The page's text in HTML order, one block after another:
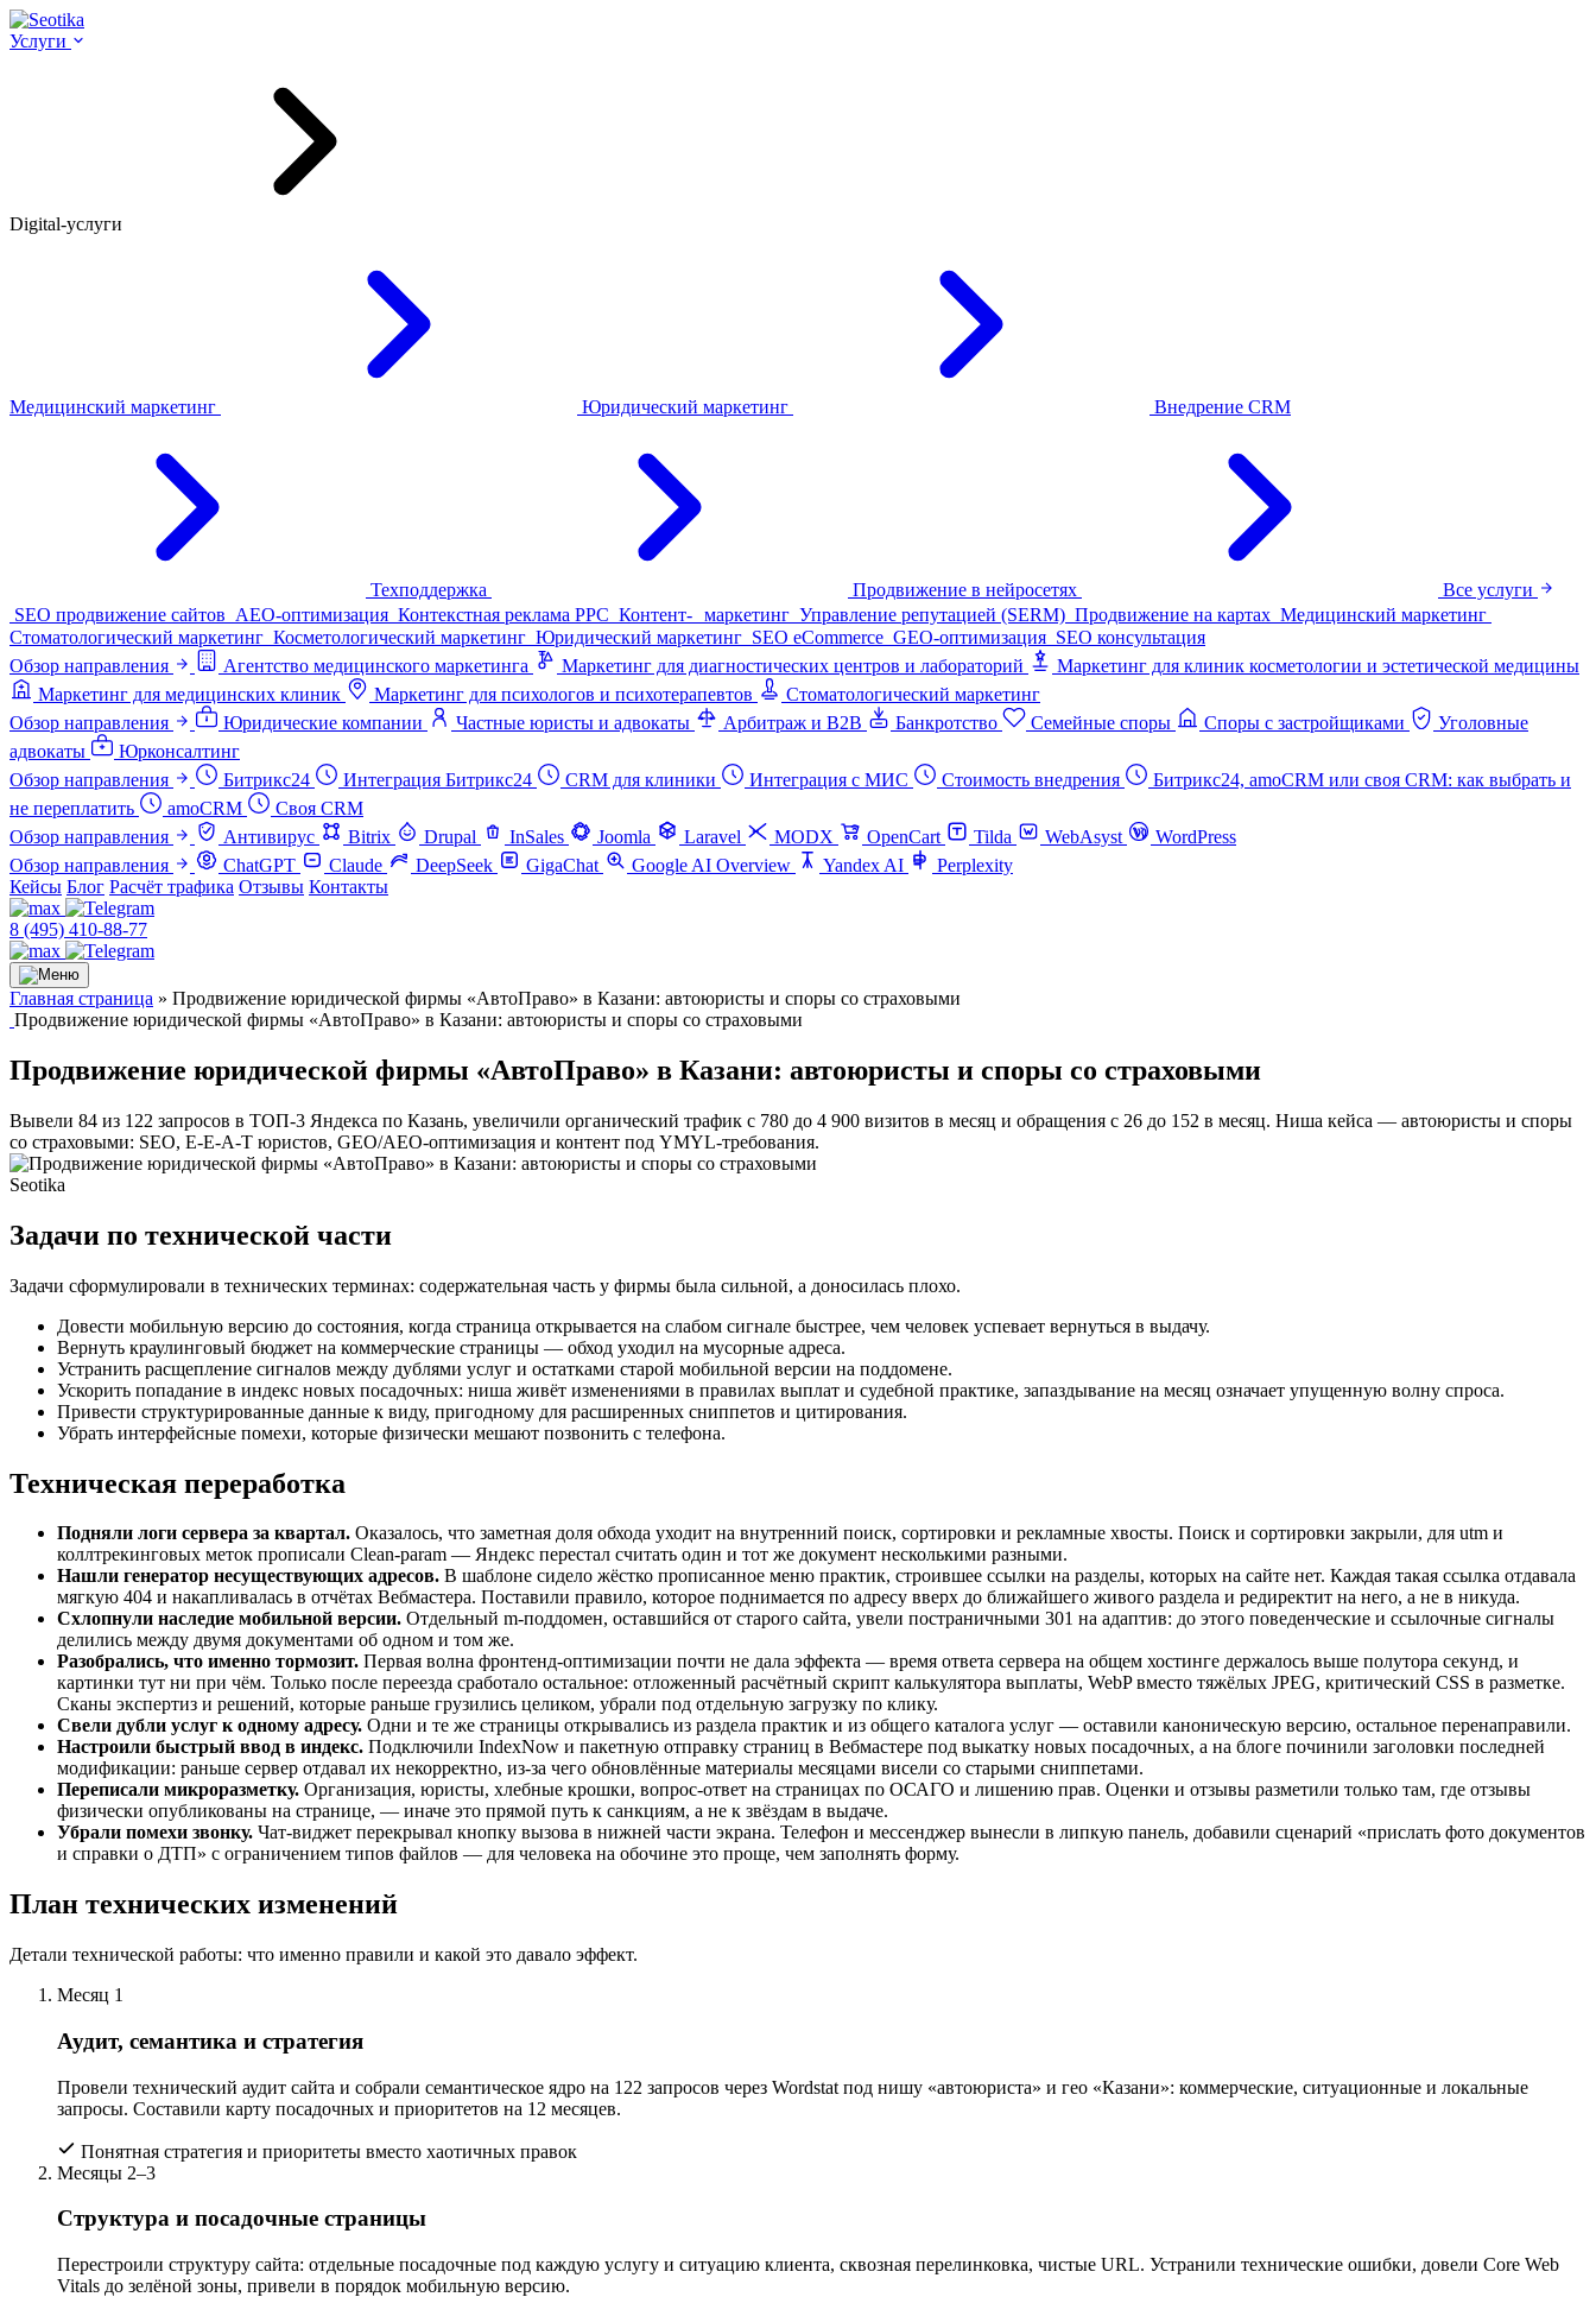
Услуги
Digital-услуги
Медицинский маркетинг Юридический маркетинг Внедрение CRM
Техподдержка Продвижение в нейросетях
Все услуги
SEO продвижение сайтов AEO-оптимизация Контекстная реклама PPC Контент- маркетинг Управление репутацией (SERM) Продвижение на картах Медицинский маркетинг
Стоматологический маркетинг Косметологический маркетинг Юридический маркетинг SEO eCommerce GEO-оптимизация SEO консультация
Обзор направления
Агентство медицинского маркетинга Маркетинг для диагностических центров и лабораторий
Маркетинг для клиник косметологии и эстетической медицины
Маркетинг для медицинских клиник
Маркетинг для психологов и психотерапевтов
Стоматологический маркетинг
Обзор направления
Юридические компании Частные юристы и адвокаты Арбитраж и B2B Банкротство Семейные споры Споры с застройщиками
Уголовные
адвокаты
Юрконсалтинг
Обзор направления
Битрикс24 Интеграция Битрикс24 CRM для клиники Интеграция с МИС Стоимость внедрения
Битрикс24, amoCRM или своя CRM: как выбрать и
не переплатить
amoCRM
Своя CRM
Обзор направления
Антивирус Bitrix Drupal InSales Joomla Laravel MODX OpenCart Tilda WebAsyst
WordPress
Обзор направления
ChatGPT Claude DeepSeek GigaChat Google AI Overview Yandex AI
Perplexity
Кейсы Блог Расчёт трафика Отзывы Контакты
8 (495) 410-88-77
Главная страница » Продвижение юридической фирмы «АвтоПраво» в Казани: автоюристы и споры со страховыми
Продвижение юридической фирмы «АвтоПраво» в Казани: автоюристы и споры со страховыми
Продвижение юридической фирмы «АвтоПраво» в Казани: автоюристы и споры со страховыми
Вывели 84 из 122 запросов в ТОП-3 Яндекса по Казань, увеличили органический трафик с 780 до 4 900 визитов в месяц и обращения с 26 до 152 в месяц. Ниша кейса — автоюристы и споры
со страховыми: SEO, E-E-A-T юристов, GEO/AEO-оптимизация и контент под YMYL-требования.
Seotika
Задачи по технической части
Задачи сформулировали в технических терминах: содержательная часть у фирмы была сильной, а доносилась плохо.
Довести мобильную версию до состояния, когда страница открывается на слабом сигнале быстрее, чем человек успевает вернуться в выдачу.
Вернуть краулинговый бюджет на коммерческие страницы — обход уходил на мусорные адреса.
Устранить расщепление сигналов между дублями услуг и остатками старой мобильной версии на поддомене.
Ускорить попадание в индекс новых посадочных: ниша живёт изменениями в правилах выплат и судебной практике, запаздывание на месяц означает упущенную волну спроса.
Привести структурированные данные к виду, пригодному для расширенных сниппетов и цитирования.
Убрать интерфейсные помехи, которые физически мешают позвонить с телефона.
Техническая переработка
Подняли логи сервера за квартал. Оказалось, что заметная доля обхода уходит на внутренний поиск, сортировки и рекламные хвосты. Поиск и сортировки закрыли, для utm и
коллтрекинговых меток прописали Clean-param — Яндекс перестал считать один и тот же документ несколькими разными.
Нашли генератор несуществующих адресов. В шаблоне сидело жёстко прописанное меню практик, строившее ссылки на разделы, которых на сайте нет. Каждая такая ссылка отдавала
мягкую 404 и накапливалась в отчётах Вебмастера. Поставили правило, которое поднимается по адресу вверх до ближайшего живого раздела и редиректит на него, а не в никуда.
Схлопнули наследие мобильной версии. Отдельный m-поддомен, оставшийся от старого сайта, увели постраничными 301 на адаптив: до этого поведенческие и ссылочные сигналы
делились между двумя документами об одном и том же.
Разобрались, что именно тормозит. Первая волна фронтенд-оптимизации почти не дала эффекта — время ответа сервера на общем хостинге держалось выше полутора секунд, и
картинки тут ни при чём. Только после переезда сработало остальное: отложенный расчётный скрипт калькулятора выплаты, WebP вместо тяжёлых JPEG, критический CSS в разметке.
Сканы экспертиз и решений, которые раньше грузились целиком, убрали под отдельную загрузку по клику.
Свели дубли услуг к одному адресу. Одни и те же страницы открывались из раздела практик и из общего каталога услуг — оставили каноническую версию, остальное перенаправили.
Настроили быстрый ввод в индекс. Подключили IndexNow и пакетную отправку страниц в Вебмастере под выкатку новых посадочных, а на блоге починили заголовки последней
модификации: раньше сервер отдавал их некорректно, из-за чего обновлённые материалы месяцами висели со старыми сниппетами.
Переписали микроразметку. Организация, юристы, хлебные крошки, вопрос-ответ на страницах по ОСАГО и лишению прав. Оценки и отзывы разметили только там, где отзывы
физически опубликованы на странице, — иначе это прямой путь к санкциям, а не к звёздам в выдаче.
Убрали помехи звонку. Чат-виджет перекрывал кнопку вызова в нижней части экрана. Телефон и мессенджер вынесли в липкую панель, добавили сценарий «прислать фото документов
и справки о ДТП» с ограничением типов файлов — для человека на обочине это проще, чем заполнять форму.
План технических изменений
Детали технической работы: что именно правили и какой это давало эффект.
Месяц 1
Аудит, семантика и стратегия
Провели технический аудит сайта и собрали семантическое ядро на 122 запросов через Wordstat под нишу «автоюриста» и гео «Казани»: коммерческие, ситуационные и локальные
запросы. Составили карту посадочных и приоритетов на 12 месяцев.
Понятная стратегия и приоритеты вместо хаотичных правок
Месяцы 2–3
Структура и посадочные страницы
Перестроили структуру сайта: отдельные посадочные под каждую услугу и ситуацию клиента, сквозная перелинковка, чистые URL. Устранили технические ошибки, довели Core Web
Vitals до зелёной зоны, привели в порядок мобильную версию.